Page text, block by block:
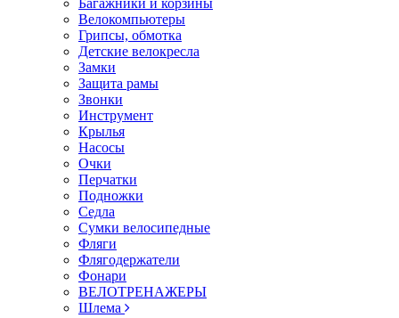
Багажники и корзины
Велокомпьютеры
Грипсы, обмотка
Детские велокресла
Замки
Защита рамы
Звонки
Инструмент
Крылья
Насосы
Очки
Перчатки
Подножки
Седла
Сумки велосипедные
Фляги
Флягодержатели
Фонари
ВЕЛОТРЕНАЖЕРЫ
Шлема